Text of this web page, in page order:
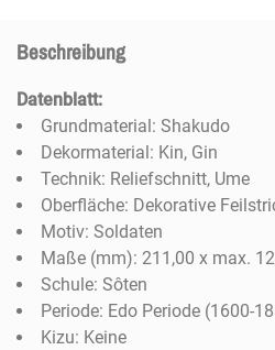
Beschreibung
Datenblatt:
Grundmaterial: Shakudo
Dekormaterial: Kin, Gin
Technik: Reliefschnitt, Ume
Oberfläche: Dekorative
Motiv: Soldaten
Maße (mm): 211,00 x max.
Schule: Sôten
Periode: Edo Periode (1600-
Kizu: Keine